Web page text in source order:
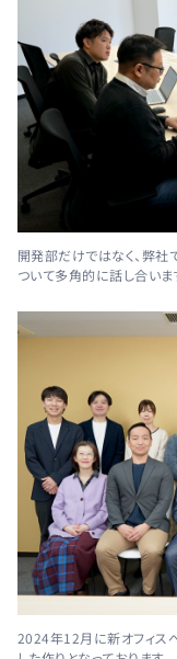
開発部だけではなく、弊社
ついて多角的に話し合いま
2024年12月に新オフィス